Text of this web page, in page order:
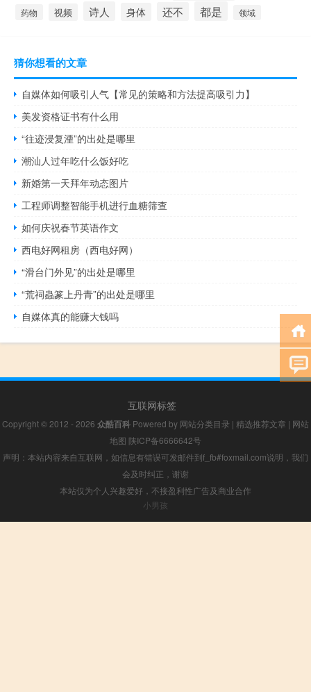
药物 视频 诗人 身体 还不 都是 领域
猜你想看的文章
自媒体如何吸引人气【常见的策略和方法提高吸引力】
美发资格证书有什么用
“往迹浸复湮”的出处是哪里
潮汕人过年吃什么饭好吃
新婚第一天拜年动态图片
工程师调整智能手机进行血糖筛查
如何庆祝春节英语作文
西电好网租房（西电好网）
“滑台门外见”的出处是哪里
“荒祠蟲篆上丹青”的出处是哪里
自媒体真的能赚大钱吗
互联网标签
Copyright © 2012 - 2026 众酷百科 Powered by 网站分类目录 | 精选推荐文章 | 网站
地图 陕ICP备6666642号
声明：本站内容来自互联网，如信息有错误可发邮件到f_fb#foxmail.com说明，我们
会及时纠正，谢谢
本站仅为个人兴趣爱好，不接盈利性广告及商业合作
小男孩